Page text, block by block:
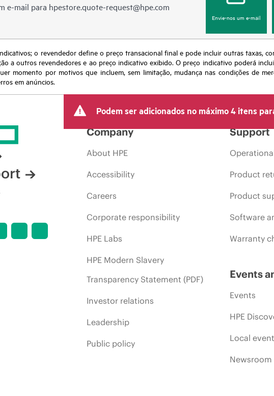
e-mail para hpestore.quote-request@hpe.com
Envie-nos um e-mail
o revendedor define o preço transacional final e pode incluir outras taxas,
a outros revendedores e ao preço indicativo exibido. O preço indicativo poderá
momento por motivos que incluem, sem limitação, mudança nas condições de
em anúncios.
Podem ser adicionados no máximo 4 itens
Company
About HPE
Accessibility
Careers
Corporate responsibility
HPE Labs
HPE Modern Slavery
Transparency Statement (PDF)
Investor relations
Leadership
Public policy
Support
Product
Product
Software
Warranty
Events
Events
HPE
Local
Newsroom